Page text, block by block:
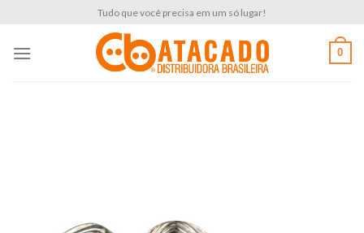
content
Tudo que você precisa em um só lugar!
0